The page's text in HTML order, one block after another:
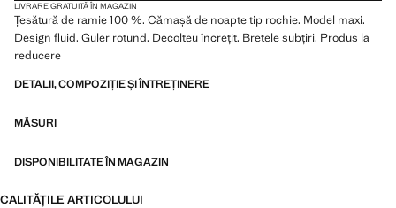
LIVRARE GRATUITĂ ÎN MAGAZIN
Țesătură de ramie 100 %. Cămașă de noapte tip rochie. Model maxi.
Design fluid. Guler rotund. Decolteu încrețit. Bretele subțiri. Produs la
reducere
DETALII, COMPOZIȚIE ȘI ÎNTREȚINERE
MĂSURI
DISPONIBILITATE ÎN MAGAZIN
CALITĂȚILE ARTICOLULUI